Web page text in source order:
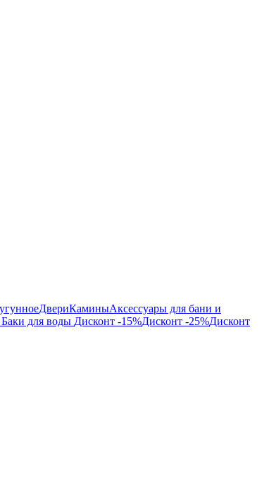
ДвериКаминыАксессуары для бани и
Баки для воды Дисконт -15%Дисконт -25%Дисконт